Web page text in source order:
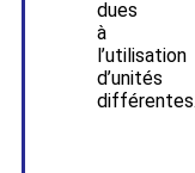
dues
à
l’utilisation
d’unités
différentes.